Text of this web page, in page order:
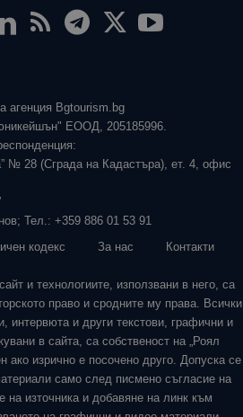
агенция Bgtourism.bg
ЕООД, 205185996.
№ 28 (Сграда на Кадастъра), ет. 4, офис
Тел.: +359 886 01 53 91
кодекс За нас Контакти
и технологиите, използвани в него, са
право и сродните му права. Всички
интервюта и други текстови, графични и
в сайта, са собственост на „Роял
изрично е посочено друго. Допуска се
само след писмено съгласие на
на източника и добавяне на линк към